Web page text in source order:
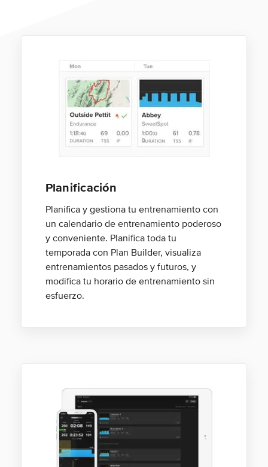
Planificación
Planifica y gestiona tu entrenamiento con
un calendario de entrenamiento poderoso
y conveniente. Planifica toda tu
temporada con Plan Builder, visualiza
entrenamientos pasados y futuros, y
modifica tu horario de entrenamiento sin
esfuerzo.